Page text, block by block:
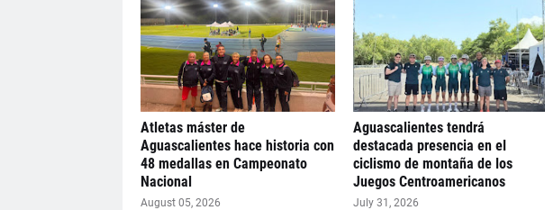
Atletas máster de
Aguascalientes hace historia con
48 medallas en Campeonato
Nacional
August 05, 2026
Aguascalientes tendrá
destacada presencia en el
ciclismo de montaña de los
Juegos Centroamericanos
July 31, 2026